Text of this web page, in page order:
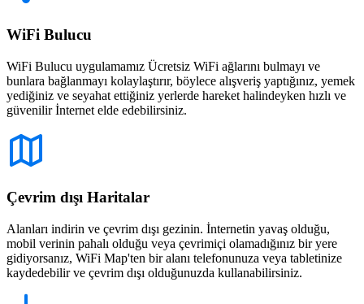
WiFi Bulucu
WiFi Bulucu uygulamamız Ücretsiz WiFi ağlarını bulmayı ve
bunlara bağlanmayı kolaylaştırır, böylece alışveriş yaptığınız, yemek
yediğiniz ve seyahat ettiğiniz yerlerde hareket halindeyken hızlı ve
güvenilir İnternet elde edebilirsiniz.
Çevrim dışı Haritalar
Alanları indirin ve çevrim dışı gezinin. İnternetin yavaş olduğu,
mobil verinin pahalı olduğu veya çevrimiçi olamadığınız bir yere
gidiyorsanız, WiFi Map'ten bir alanı telefonunuza veya tabletinize
kaydedebilir ve çevrim dışı olduğunuzda kullanabilirsiniz.